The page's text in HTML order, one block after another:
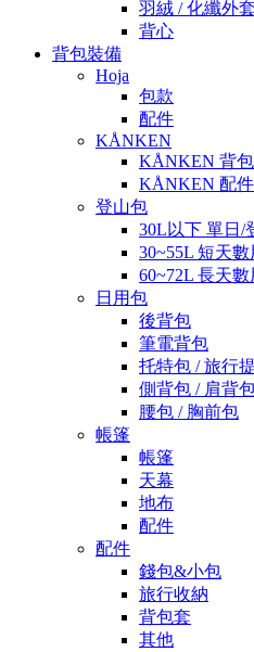
羽絨 / 化纖外套
背心
背包裝備
Hoja
包款
配件
KÅNKEN
KÅNKEN 背包
KÅNKEN 配件
登山包
30L以下 單日/
30~55L 短天數
60~72L 長天數
日用包
後背包
筆電背包
托特包 / 旅行
側背包 / 肩背
腰包 / 胸前包
帳篷
帳篷
天幕
地布
配件
配件
錢包&小包
旅行收納
背包套
其他